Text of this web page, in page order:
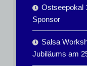
Ostseepokal
Sponsor
Salsa
Jubiläums am